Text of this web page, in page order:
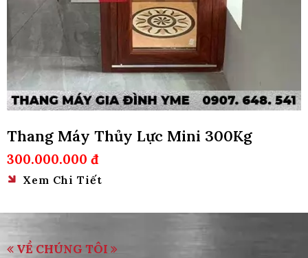
Thang Máy Thủy Lực Mini 300Kg
300.000.000 đ
Xem Chi Tiết
VỀ CHÚNG TÔI